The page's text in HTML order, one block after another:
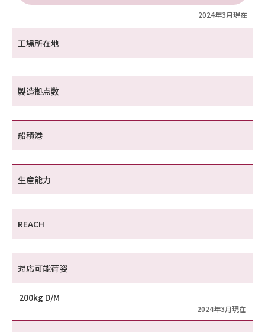
2024年3月現在
工場所在地
製造拠点数
船積港
生産能力
REACH
対応可能荷姿
200kg D/M
2024年3月現在